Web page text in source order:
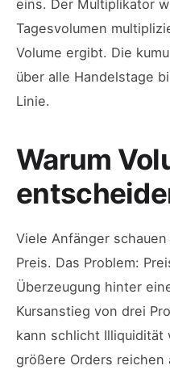
eins. Der Multiplikator
Tagesvolumen
Volume ergibt. Die
über alle Handelstage
Linie.
Warum
Viele Anfänger
Preis. Das Problem:
Überzeugung hinter
Kursanstieg von drei
kann schlicht Illiquidität
größere Orders reichen